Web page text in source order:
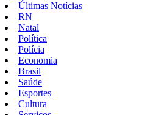
Últimas Notícias
RN
Natal
Política
Polícia
Economia
Brasil
Saúde
Esportes
Cultura